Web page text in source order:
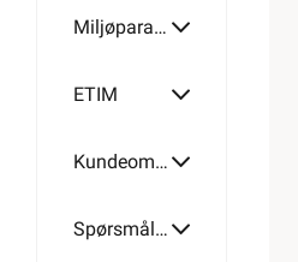
10mm²
Miljøparametere
ETIM
Kundeomtale
Spørsmål og svar